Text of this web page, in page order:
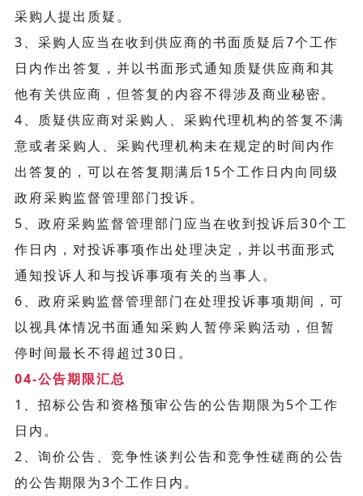
采购人提出质疑。
3、采购人应当在收到供应商的书面质疑后7个工作
日内作出答复，并以书面形式通知质疑供应商和其
他有关供应商，但答复的内容不得涉及商业秘密。
4、质疑供应商对采购人、采购代理机构的答复不满
意或者采购人、采购代理机构未在规定的时间内作
出答复的，可以在答复期满后15个工作日内向同级
政府采购监督管理部门投诉。
5、政府采购监督管理部门应当在收到投诉后30个工
作日内，对投诉事项作出处理决定，并以书面形式
通知投诉人和与投诉事项有关的当事人。
6、政府采购监督管理部门在处理投诉事项期间，可
以视具体情况书面通知采购人暂停采购活动，但暂
停时间最长不得超过30日。
04-公告期限汇总
1、招标公告和资格预审公告的公告期限为5个工作
日内。
2、询价公告、竞争性谈判公告和竞争性磋商的公告
的公告期限为3个工作日内。